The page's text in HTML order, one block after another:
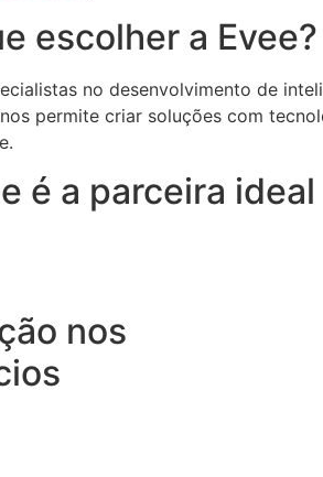
escolher a Evee?
no desenvolvimento de
permite criar soluções com
é a parceira
nos